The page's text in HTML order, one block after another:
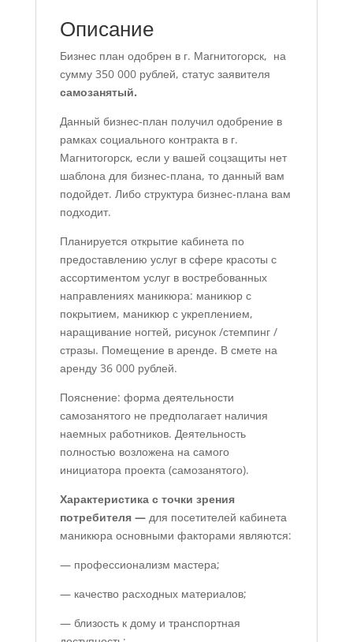
Описание
Бизнес план одобрен в г. Магнитогорск, на
сумму 350 000 рублей, статус заявителя
самозанятый.
Данный бизнес-план получил одобрение в
рамках социального контракта в г.
Магнитогорск, если у вашей соцзащиты нет
шаблона для бизнес-плана, то данный вам
подойдет. Либо структура бизнес-плана вам
подходит.
Планируется открытие кабинета по
предоставлению услуг в сфере красоты с
ассортиментом услуг в востребованных
направлениях маникюра: маникюр с
покрытием, маникюр с укреплением,
наращивание ногтей, рисунок /стемпинг /
стразы. Помещение в аренде. В смете на
аренду 36 000 рублей.
Пояснение: форма деятельности
самозанятого не предполагает наличия
наемных работников. Деятельность
полностью возложена на самого
инициатора проекта (самозанятого).
Характеристика с точки зрения
потребителя — для посетителей кабинета
маникюра основными факторами являются:
— профессионализм мастера;
— качество расходных материалов;
— близость к дому и транспортная